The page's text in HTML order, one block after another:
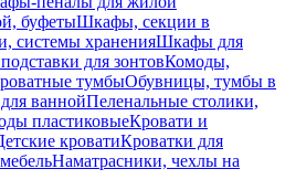
буфетыШкафы, секции в
системы храненияШкафы для
для зонтовКомоды,
тумбыОбувницы, тумбы в
ваннойПеленальные столики,
пластиковыеКровати и
кроватиКроватки для
Наматрасники, чехлы на